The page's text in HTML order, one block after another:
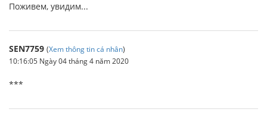
Поживем, увидим...
SEN7759 (Xem thông tin cá nhân)
10:16:05 Ngày 04 tháng 4 năm 2020
***